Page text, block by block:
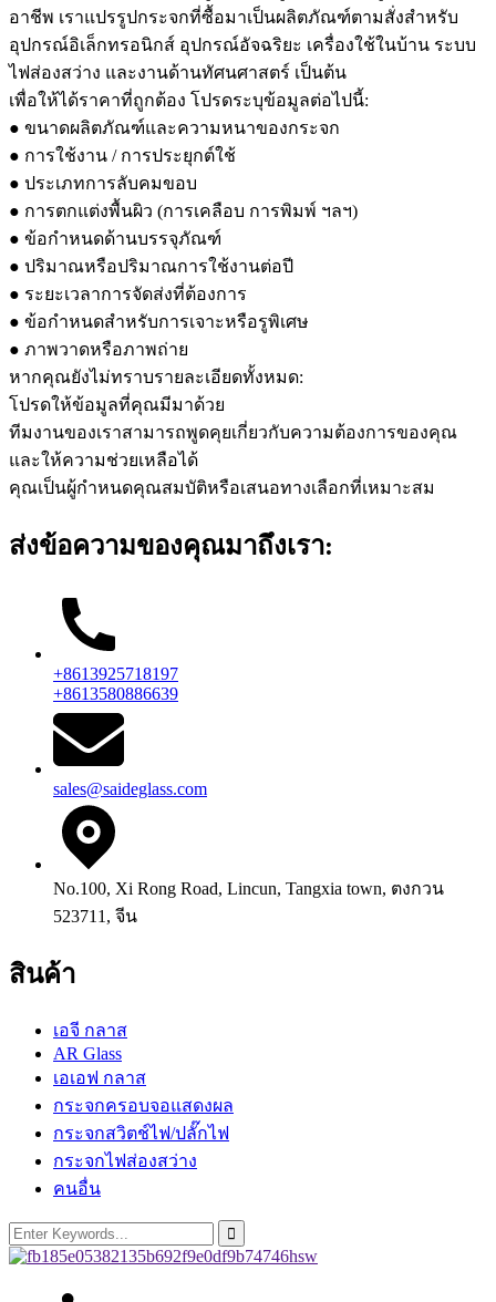
อาชีพ เราแปรรูปกระจกที่ซื้อมาเป็นผลิตภัณฑ์ตามสั่งสำหรับ
อุปกรณ์อิเล็กทรอนิกส์ อุปกรณ์อัจฉริยะ เครื่องใช้ในบ้าน ระบบ
ไฟส่องสว่าง และงานด้านทัศนศาสตร์ เป็นต้น
เพื่อให้ได้ราคาที่ถูกต้อง โปรดระบุข้อมูลต่อไปนี้:
● ขนาดผลิตภัณฑ์และความหนาของกระจก
● การใช้งาน / การประยุกต์ใช้
● ประเภทการลับคมขอบ
● การตกแต่งพื้นผิว (การเคลือบ การพิมพ์ ฯลฯ)
● ข้อกำหนดด้านบรรจุภัณฑ์
● ปริมาณหรือปริมาณการใช้งานต่อปี
● ระยะเวลาการจัดส่งที่ต้องการ
● ข้อกำหนดสำหรับการเจาะหรือรูพิเศษ
● ภาพวาดหรือภาพถ่าย
หากคุณยังไม่ทราบรายละเอียดทั้งหมด:
โปรดให้ข้อมูลที่คุณมีมาด้วย
ทีมงานของเราสามารถพูดคุยเกี่ยวกับความต้องการของคุณ
และให้ความช่วยเหลือได้
คุณเป็นผู้กำหนดคุณสมบัติหรือเสนอทางเลือกที่เหมาะสม
ส่งข้อความของคุณมาถึงเรา:
+8613925718197
+8613580886639
sales@saideglass.com
No.100, Xi Rong Road, Lincun, Tangxia town, ตงกวน
523711, จีน
สินค้า
เอจี กลาส
AR Glass
เอเอฟ กลาส
กระจกครอบจอแสดงผล
กระจกสวิตช์ไฟ/ปลั๊กไฟ
กระจกไฟส่องสว่าง
คนอื่น